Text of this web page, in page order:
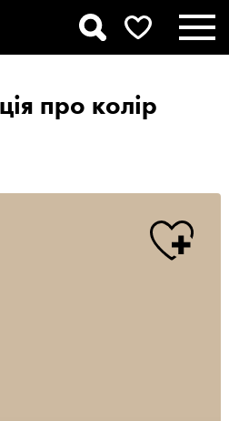
про колір